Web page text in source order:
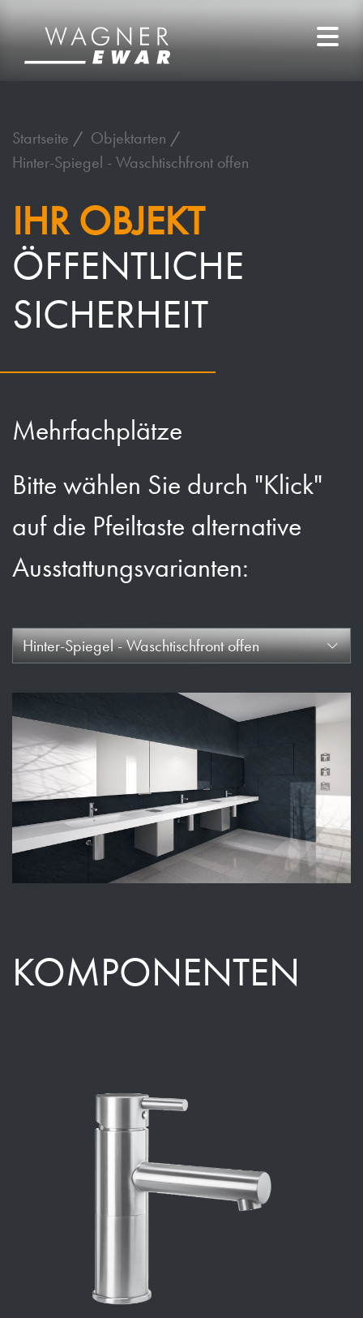
Startseite
Objektarten
Hinter-Spiegel - Waschtischfront offen
IHR OBJEKT
ÖFFENTLICHE
SICHERHEIT
Mehrfachplätze
Bitte wählen Sie durch "Klick"
auf die Pfeiltaste alternative
Ausstattungsvarianten:
Hinter-Spiegel - Waschtischfront offen
KOMPONENTEN